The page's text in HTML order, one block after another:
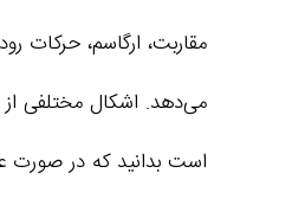
مقاربت، ارگاسم، حرکات
می‌دهد. اشکال مختلفی از
است بدانید که در صورت